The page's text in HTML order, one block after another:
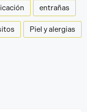
entrañas
Piel y alergias